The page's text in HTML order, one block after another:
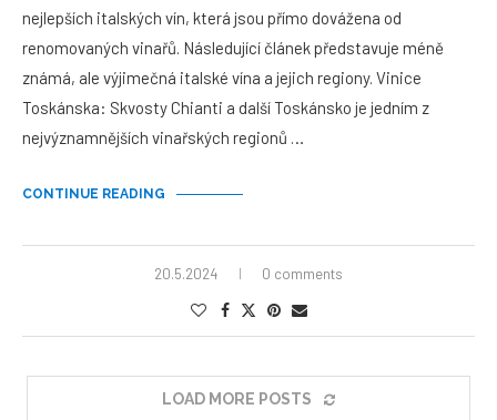
nejlepších italských vín, která jsou přímo dovážena od
renomovaných vinařů. Následující článek představuje méně
známá, ale výjimečná italské vína a jejich regiony. Vinice
Toskánska: Skvosty Chianti a další Toskánsko je jedním z
nejvýznamnějších vinařských regionů …
CONTINUE READING
20.5.2024 0 comments
LOAD MORE POSTS